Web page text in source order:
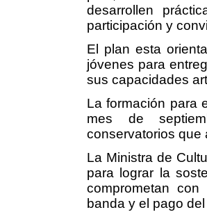
desarrollen
participación y
El plan esta
jóvenes para
sus capacidades
La formación para
mes de
conservatorios que
La Ministra de
para lograr la
comprometan
banda y el pago